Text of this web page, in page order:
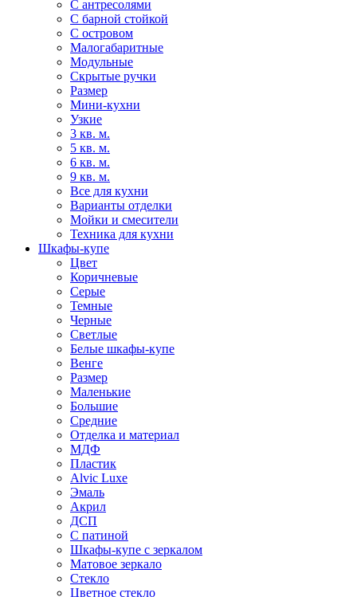
С антресолями
С барной стойкой
С островом
Малогабаритные
Модульные
Скрытые ручки
Размер
Мини-кухни
Узкие
3 кв. м.
5 кв. м.
6 кв. м.
9 кв. м.
Все для кухни
Варианты отделки
Мойки и смесители
Техника для кухни
Шкафы-купе
Цвет
Коричневые
Серые
Темные
Черные
Светлые
Белые шкафы-купе
Венге
Размер
Маленькие
Большие
Средние
Отделка и материал
МДФ
Пластик
Alvic Luxe
Эмаль
Акрил
ДСП
С патиной
Шкафы-купе с зеркалом
Матовое зеркало
Стекло
Цветное стекло